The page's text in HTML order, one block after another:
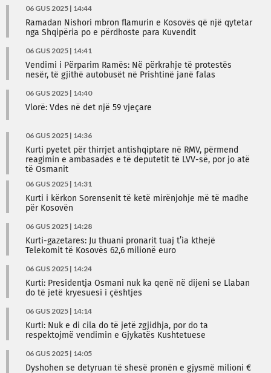
06 GUS 2025 | 14:44
Ramadan Nishori mbron flamurin e Kosovës që një qytetar
nga Shqipëria po e përdhoste para Kuvendit
06 GUS 2025 | 14:41
Vendimi i Përparim Ramës: Në përkrahje të protestës
nesër, të gjithë autobusët në Prishtinë janë falas
06 GUS 2025 | 14:40
Vlorë: Vdes në det një 59 vjeçare
06 GUS 2025 | 14:36
Kurti pyetet për thirrjet antishqiptare në RMV, përmend
reagimin e ambasadës e të deputetit të LVV-së, por jo atë
të Osmanit
06 GUS 2025 | 14:31
Kurti i kërkon Sorensenit të ketë mirënjohje më të madhe
për Kosovën
06 GUS 2025 | 14:28
Kurti-gazetares: Ju thuani pronarit tuaj t’ia kthejë
Telekomit të Kosovës 62,6 milionë euro
06 GUS 2025 | 14:24
Kurti: Presidentja Osmani nuk ka qenë në dijeni se Llaban
do të jetë kryesuesi i çështjes
06 GUS 2025 | 14:14
Kurti: Nuk e di cila do të jetë zgjidhja, por do ta
respektojmë vendimin e Gjykatës Kushtetuese
06 GUS 2025 | 14:05
Dyshohen se detyruan të shesë pronën e gjysmë milioni €